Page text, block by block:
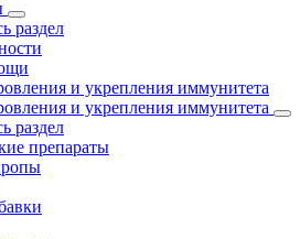
раздел
и укрепления иммунитета
и укрепления иммунитета
раздел
препараты